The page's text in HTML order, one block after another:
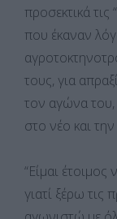
προσεκτικά
που έκαναν
τους, για
τον αγώνα του,
στο νέο και
“Είμαι
γιατί ξέρω τις